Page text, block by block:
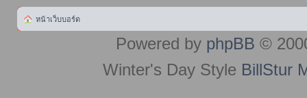
หน้าเว็บบอร์ด
Powered by phpBB ©
Winter's Day Style BillStur